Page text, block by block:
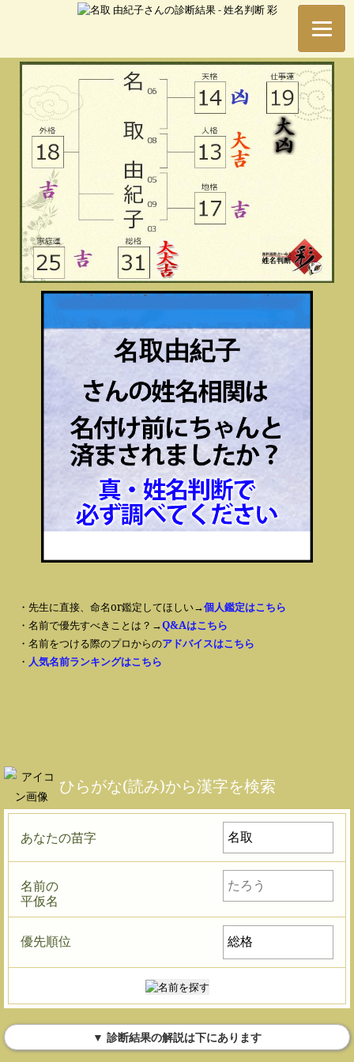
名取由紀子
・先生に直接、命名or鑑定してほしい→個人鑑定はこちら
・名前で優先すべきことは？→Q&Aはこちら
・名前をつける際のプロからのアドバイスはこちら
・ 人気名前ランキングはこちら
ひらがな(読み)から漢字を検索
あなたの苗字
名前の
平仮名
優先順位
▼ 診断結果の解説は下にあります